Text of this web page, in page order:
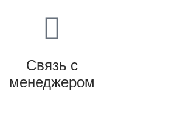
Связь с
менеджером